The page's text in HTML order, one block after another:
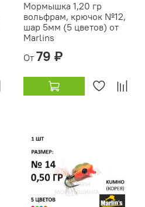
Мормышка 1,20 гр
вольфрам, крючок №12,
шар 5мм (5 цветов) от
Marlins
От 79 ₽